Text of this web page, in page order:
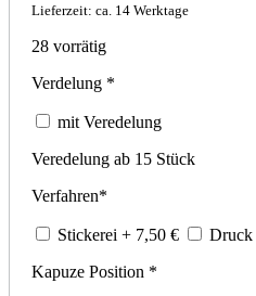
Lieferzeit: ca. 14 Werktage
28 vorrätig
Verdelung *
mit Veredelung
Veredelung ab 15 Stück
Verfahren*
Stickerei + 7,50 € Druck
Kapuze Position *